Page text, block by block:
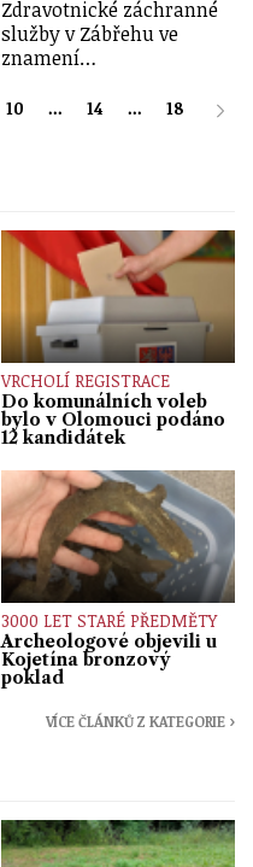
Zdravotnické záchranné
služby v Zábřehu ve
znamení…
10 ... 14 ... 18
VRCHOLÍ REGISTRACE
Do komunálních voleb
bylo v Olomouci podáno
12 kandidátek
3000 LET STARÉ PŘEDMĚTY
Archeologové objevili u
Kojetína bronzový
poklad
VÍCE ČLÁNKŮ Z KATEGORIE ›